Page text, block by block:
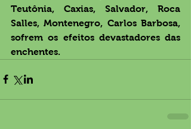
Teutônia, Caxias, Salvador, Roca
Salles, Montenegro, Carlos Barbosa,
sofrem os efeitos devastadores das
enchentes.